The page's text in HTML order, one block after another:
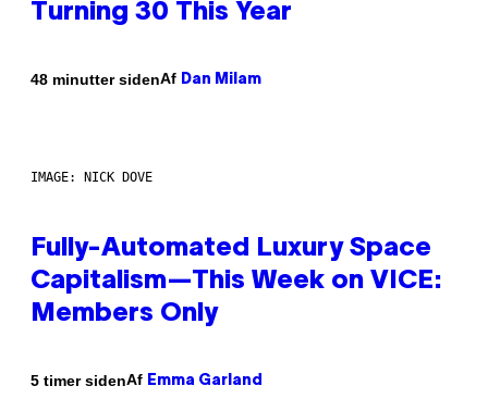
Turning 30 This Year
48 minutter sidenAf Dan Milam
IMAGE: NICK DOVE
Fully-Automated Luxury Space
Capitalism—This Week on VICE:
Members Only
5 timer sidenAf Emma Garland